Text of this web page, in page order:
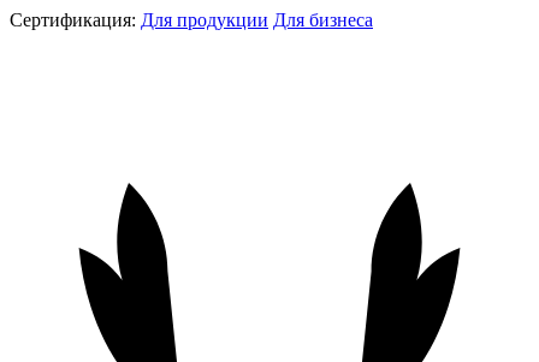
Сертификация: Для продукции Для бизнеса